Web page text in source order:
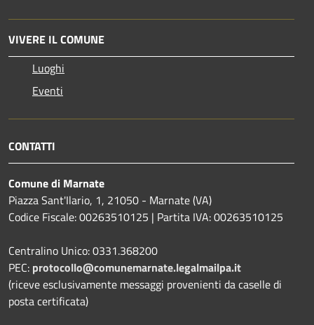
VIVERE IL COMUNE
Luoghi
Eventi
CONTATTI
Comune di Marnate
Piazza Sant'Ilario, 1, 21050 - Marnate (VA)
Codice Fiscale: 00263510125 | Partita IVA: 00263510125
Centralino Unico: 0331.368200
PEC: protocollo@comunemarnate.legalmailpa.it
(riceve esclusivamente messaggi provenienti da caselle di
posta certificata)